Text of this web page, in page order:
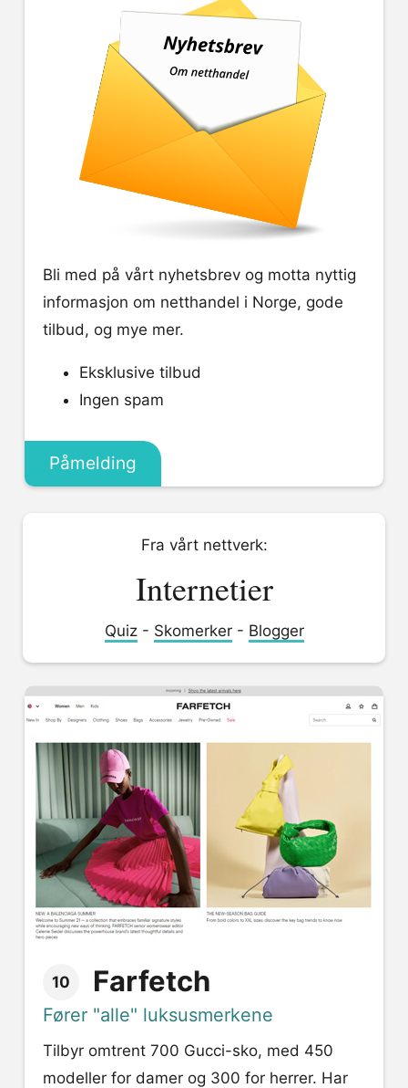
Bli med på vårt nyhetsbrev og motta nyttig
informasjon om netthandel i Norge, gode
tilbud, og mye mer.
Eksklusive tilbud
Ingen spam
Påmelding
Fra vårt nettverk:
Internetier
Quiz- Skomerker- Blogger
10 Farfetch
Fører "alle" luksusmerkene
Tilbyr omtrent 700 Gucci-sko, med 450
modeller for damer og 300 for herrer. Har